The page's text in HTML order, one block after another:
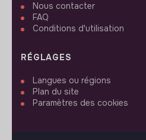
Nous contacter
FAQ
Conditions d'utilisation
RÉGLAGES
Langues ou régions
Plan du site
Paramètres des cookies